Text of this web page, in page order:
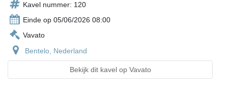
Kavel nummer: 120
Einde op 05/06/2026 08:00
Vavato
Bentelo, Nederland
Bekijk dit kavel op Vavato